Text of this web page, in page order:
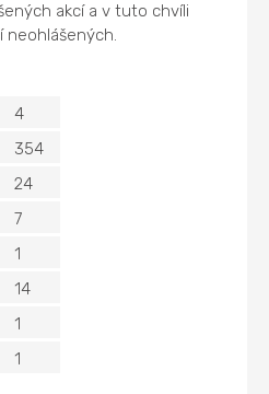
akcí a v tuto chvíli
neohlášených.
4
354
24
7
1
14
1
1